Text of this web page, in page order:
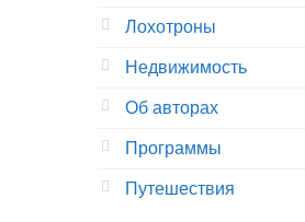
Лохотроны
Недвижимость
Об авторах
Программы
Путешествия